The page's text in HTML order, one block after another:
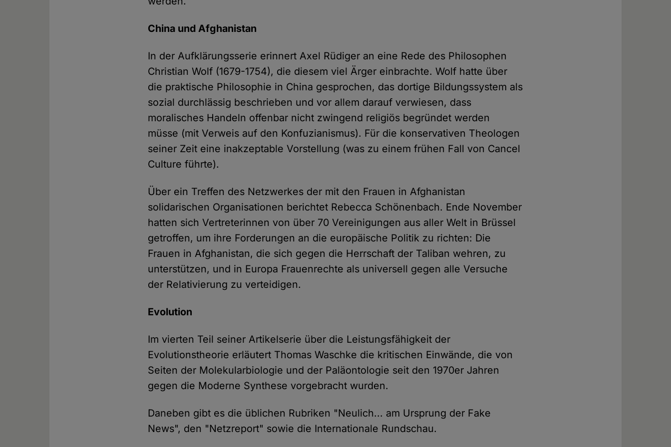
China und Afghanistan
In der Aufklärungsserie erinnert Axel Rüdiger an eine Rede des Philosophen
Christian Wolf (1679-1754), die diesem viel Ärger einbrachte. Wolf hatte über
die praktische Philosophie in China gesprochen, das dortige Bildungssystem als
sozial durchlässig beschrieben und vor allem darauf verwiesen, dass
moralisches Handeln offenbar nicht zwingend religiös begründet werden
müsse (mit Verweis auf den Konfuzianismus). Für die konservativen Theologen
seiner Zeit eine inakzeptable Vorstellung (was zu einem frühen Fall von Cancel
Culture führte).
Über ein Treffen des Netzwerkes der mit den Frauen in Afghanistan
solidarischen Organisationen berichtet Rebecca Schönenbach. Ende November
hatten sich Vertreterinnen von über 70 Vereinigungen aus aller Welt in Brüssel
getroffen, um ihre Forderungen an die europäische Politik zu richten: Die
Frauen in Afghanistan, die sich gegen die Herrschaft der Taliban wehren, zu
unterstützen, und in Europa Frauenrechte als universell gegen alle Versuche
der Relativierung zu verteidigen.
Evolution
Im vierten Teil seiner Artikelserie über die Leistungsfähigkeit der
Evolutionstheorie erläutert Thomas Waschke die kritischen Einwände, die von
Seiten der Molekularbiologie und der Paläontologie seit den 1970er Jahren
gegen die Moderne Synthese vorgebracht wurden.
Daneben gibt es die üblichen Rubriken "Neulich... am Ursprung der Fake
News", den "Netzreport" sowie die Internationale Rundschau.